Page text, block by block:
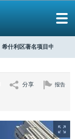
希什利区著名项目中的一居
报告
分享